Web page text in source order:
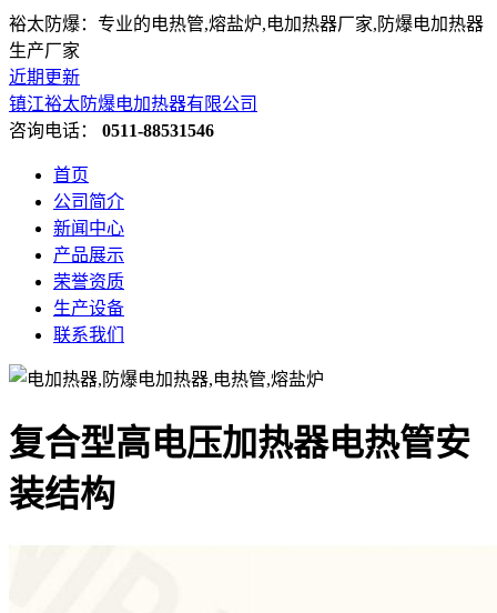
裕太防爆：专业的电热管,熔盐炉,电加热器厂家,防爆电加热器
生产厂家
近期更新
镇江裕太防爆电加热器有限公司
咨询电话： 0511-88531546
首页
公司简介
新闻中心
产品展示
荣誉资质
生产设备
联系我们
复合型高电压加热器电热管安
装结构